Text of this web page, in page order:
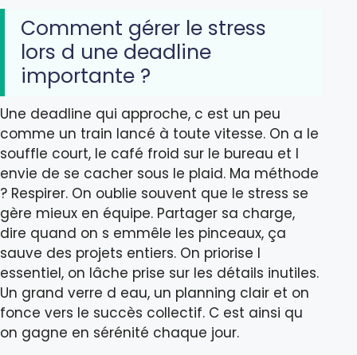
Comment gérer le stress
lors d une deadline
importante ?
Une deadline qui approche, c est un peu
comme un train lancé à toute vitesse. On a le
souffle court, le café froid sur le bureau et l
envie de se cacher sous le plaid. Ma méthode
? Respirer. On oublie souvent que le stress se
gère mieux en équipe. Partager sa charge,
dire quand on s emmêle les pinceaux, ça
sauve des projets entiers. On priorise l
essentiel, on lâche prise sur les détails inutiles.
Un grand verre d eau, un planning clair et on
fonce vers le succès collectif. C est ainsi qu
on gagne en sérénité chaque jour.